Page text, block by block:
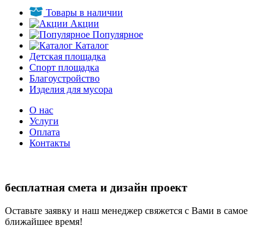
Товары в наличии
Акции
Популярное
Каталог
Детская площадка
Спорт площадка
Благоустройство
Изделия для мусора
О нас
Услуги
Оплата
Контакты
бесплатная смета и дизайн проект
Оставьте заявку и наш менеджер свяжется с Вами в самое
ближайшее время!